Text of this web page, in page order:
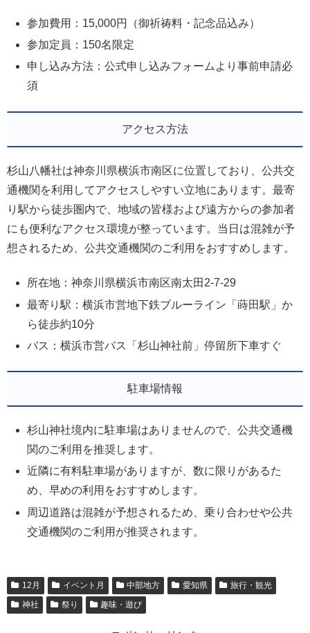
参加費用：15,000円（御祈祷料・記念品込み）
参加定員：150名限定
申し込み方法：公式申し込みフォームより事前申請必
須
アクセス方法
杉山八幡社は神奈川県横浜市南区に位置しており、公共交
通機関を利用してアクセスしやすい立地にあります。最寄
り駅から徒歩圏内で、地域の皆様および遠方からの参加者
にも便利なアクセス環境が整っています。当日は混雑が予
想されるため、公共交通機関のご利用をおすすめします。
所在地：神奈川県横浜市南区南太田2-7-29
最寄り駅：横浜市営地下鉄ブルーライン「蒔田駅」か
ら徒歩約10分
バス：横浜市営バス「杉山神社前」停留所下車すぐ
駐車場情報
杉山神社境内に駐車場はありませんので、公共交通機
関のご利用を推奨します。
近隣に有料駐車場がありますが、数に限りがあるた
め、早めの利用をおすすめします。
周辺道路は混雑が予想されるため、乗り合わせや公共
交通機関のご利用が推奨されます。
12月 イベント月 中部地方 愛知県
旅行・観光
神社
祭り 趣味・遊び